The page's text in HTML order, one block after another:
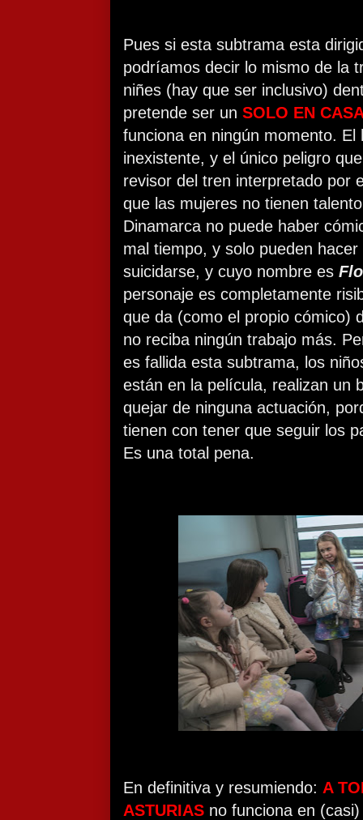
Pues si esta subtrama esta
podríamos decir lo mismo de la
niñes (hay que ser inclusivo)
pretende ser un SOLO EN
funciona en ningún momento. El
inexistente, y el único peligro
revisor del tren interpretado por
que las mujeres no tienen
Dinamarca no puede haber
mal tiempo, y solo pueden
suicidarse, y cuyo nombre es
personaje es completamente
que da (como el propio cómico)
no reciba ningún trabajo más.
es fallida esta subtrama, los
están en la película, realizan un
quejar de ninguna actuación,
tienen con tener que seguir los
Es una total pena.
En definitiva y resumiendo: A
ASTURIAS no funciona en